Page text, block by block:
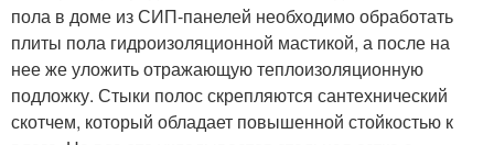
пола в доме из СИП-панелей необходимо обработать
плиты пола гидроизоляционной мастикой, а после на
нее же уложить отражающую теплоизоляционную
подложку. Стыки полос скрепляются сантехнический
скотчем, который обладает повышенной стойкостью к